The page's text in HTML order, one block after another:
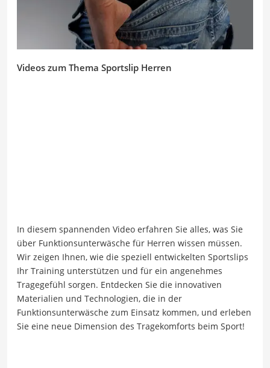
Videos zum Thema Sportslip Herren
In diesem spannenden Video erfahren Sie alles, was Sie
über Funktionsunterwäsche für Herren wissen müssen.
Wir zeigen Ihnen, wie die speziell entwickelten Sportslips
Ihr Training unterstützen und für ein angenehmes
Tragegefühl sorgen. Entdecken Sie die innovativen
Materialien und Technologien, die in der
Funktionsunterwäsche zum Einsatz kommen, und erleben
Sie eine neue Dimension des Tragekomforts beim Sport!